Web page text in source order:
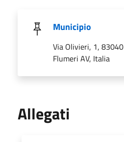
Municipio
Via Olivieri, 1, 83040
Flumeri AV, Italia
Allegati